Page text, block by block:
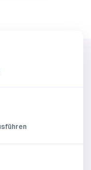
hat
bleiben für